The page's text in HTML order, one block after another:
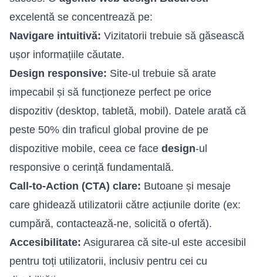
excelentă se concentrează pe:
Navigare intuitivă: Vizitatorii trebuie să găsească
ușor informațiile căutate.
Design responsive: Site-ul trebuie să arate
impecabil și să funcționeze perfect pe orice
dispozitiv (desktop, tabletă, mobil). Datele arată că
peste 50% din traficul global provine de pe
dispozitive mobile, ceea ce face design-ul
responsive o cerință fundamentală.
Call-to-Action (CTA) clare: Butoane și mesaje
care ghidează utilizatorii către acțiunile dorite (ex:
cumpără, contactează-ne, solicită o ofertă).
Accesibilitate: Asigurarea că site-ul este accesibil
pentru toți utilizatorii, inclusiv pentru cei cu